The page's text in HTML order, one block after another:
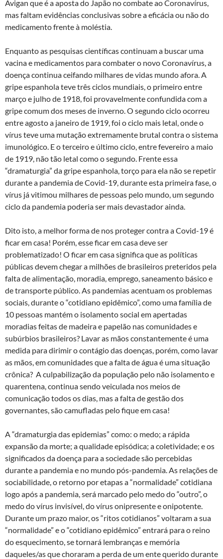
Avigan que é a aposta do Japão no combate ao Coronavírus,
mas faltam evidências conclusivas sobre a eficácia ou não do
medicamento frente à moléstia.
Enquanto as pesquisas científicas continuam a buscar uma
vacina e medicamentos para combater o novo Coronavírus, a
doença continua ceifando milhares de vidas mundo afora. A
gripe espanhola teve três ciclos mundiais, o primeiro entre
março e julho de 1918, foi provavelmente confundida com a
gripe comum dos meses de inverno. O segundo ciclo ocorreu
entre agosto a janeiro de 1919, foi o ciclo mais letal, onde o
vírus teve uma mutação extremamente brutal contra o sistema
imunológico. E o terceiro e último ciclo, entre fevereiro a maio
de 1919, não tão letal como o segundo. Frente essa
“dramaturgia” da gripe espanhola, torço para ela não se repetir
durante a pandemia de Covid-19, durante esta primeira fase, o
vírus já vitimou milhares de pessoas pelo mundo, um segundo
ciclo da pandemia poderia ser mais devastador ainda.
Dito isto, a melhor forma de nos proteger contra a Covid-19 é
ficar em casa! Porém, esse ficar em casa deve ser
problematizado! O ficar em casa significa que as políticas
públicas devem chegar a milhões de brasileiros preteridos pela
falta de alimentação, moradia, emprego, saneamento básico e
de transporte público. As pandemias acentuam os problemas
sociais, durante o “cotidiano epidêmico”, como uma família de
10 pessoas mantém o isolamento social em apertadas
moradias feitas de madeira e papelão nas comunidades e
subúrbios brasileiros? Lavar as mãos constantemente é uma
medida para dirimir o contágio das doenças, porém, como lavar
as mãos, em comunidades que a falta de água é uma situação
crônica? A culpabilização da população pelo não isolamento e
quarentena, continua sendo veiculada nos meios de
comunicação todos os dias, mas a falta de gestão dos
governantes, são camufladas pelo fique em casa!
A “dramaturgia das epidemias” como: o medo; a rápida
expansão da morte; a qualidade episódica; a coletividade; e os
significados da doença para a sociedade são percebidas
durante a pandemia e no mundo pós-pandemia. As relações de
sociabilidade, o retorno por etapas a “normalidade” cotidiana
logo após a pandemia, será marcado pelo medo do “outro”, o
medo do vírus invisível, do vírus onipresente e onipotente.
Durante um prazo maior, os “ritos cotidianos” voltaram a sua
“normalidade” e o “cotidiano epidêmico” entrará para o reino
do esquecimento, se tornará lembranças e memória
daqueles/as que choraram a perda de um ente querido durante